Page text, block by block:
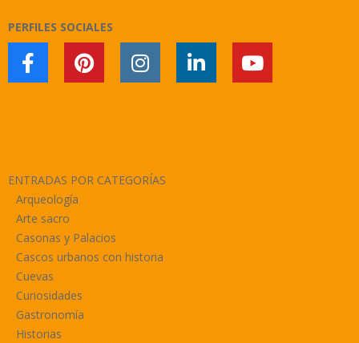
PERFILES SOCIALES
ENTRADAS POR CATEGORÍAS
Arqueología
Arte sacro
Casonas y Palacios
Cascos urbanos con historia
Cuevas
Curiosidades
Gastronomía
Historias